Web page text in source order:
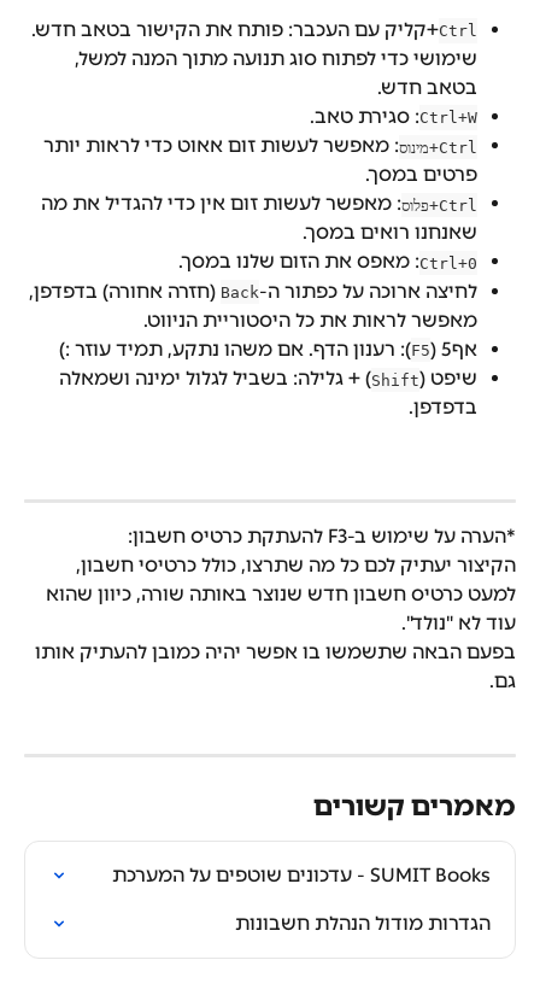
Ctrl+קליק עם העכבר: פותח את הקישור בטאב חדש.
שימושי כדי לפתוח סוג תנועה מתוך המנה למשל,
בטאב חדש.
Ctrl+W: סגירת טאב.
Ctrl+מינוס
: מאפשר לעשות זום אאוט כדי לראות יותר
פרטים במסך.
Ctrl+פלוס
: מאפשר לעשות זום אין כדי להגדיל את מה
שאנחנו רואים במסך.
Ctrl+0: מאפס את הזום שלנו במסך.
לחיצה ארוכה על כפתור ה-Back (חזרה אחורה) בדפדפן,
מאפשר לראות את כל היסטוריית הניווט.
אף5 (
F5): רענון הדף. אם משהו נתקע, תמיד עוזר :)
שיפט (Shift) + גלילה: בשביל לגלול ימינה ושמאלה
בדפדפן.
*הערה על שימוש ב-F3 להעתקת כרטיס חשבון:
הקיצור יעתיק לכם כל מה שתרצו, כולל כרטיסי חשבון,
למעט כרטיס חשבון חדש שנוצר באותה שורה, כיוון שהוא
עוד לא "נולד".
בפעם הבאה שתשמשו בו אפשר יהיה כמובן להעתיק אותו
גם.
מאמרים קשורים
SUMIT Books - עדכונים שוטפים על המערכת
הגדרות מודול הנהלת חשבונות